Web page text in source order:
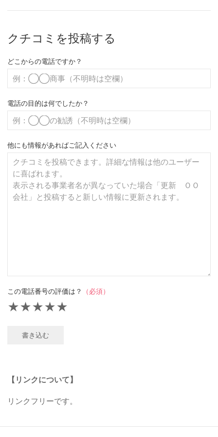
クチコミを投稿する
どこからの電話ですか？
電話の目的は何でしたか？
他にも情報があればご記入ください
この電話番号の評価は？ （必須）
★
★
★
★
★
書き込む
【リンクについて】
リンクフリーです。